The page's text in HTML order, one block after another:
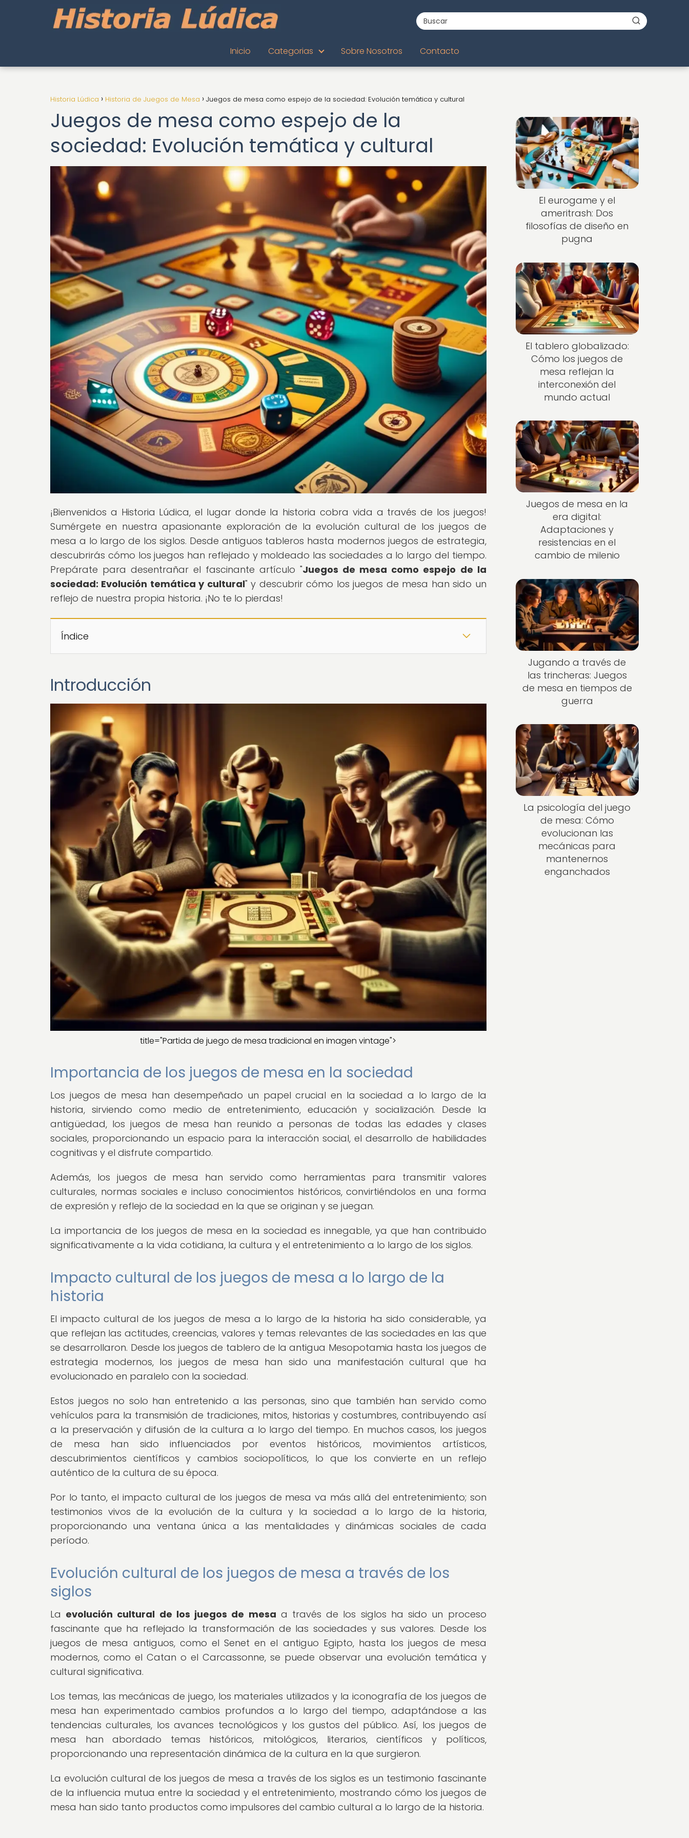
Inicio Categorias Sobre Nosotros Contacto
Historia Lúdica Historia de Juegos de Mesa Juegos de mesa como espejo de la sociedad: Evolución temática y cultural
Juegos de mesa como espejo de la
sociedad: Evolución temática y cultural
¡Bienvenidos a Historia Lúdica, el lugar donde la historia cobra vida a través de los juegos!
Sumérgete en nuestra apasionante exploración de la evolución cultural de los juegos de
mesa a lo largo de los siglos. Desde antiguos tableros hasta modernos juegos de estrategia,
descubrirás cómo los juegos han reflejado y moldeado las sociedades a lo largo del tiempo.
Prepárate para desentrañar el fascinante artículo "Juegos de mesa como espejo de la
sociedad: Evolución temática y cultural" y descubrir cómo los juegos de mesa han sido un
reflejo de nuestra propia historia. ¡No te lo pierdas!
Índice
Introducción
title="Partida de juego de mesa tradicional en imagen vintage">
Importancia de los juegos de mesa en la sociedad
Los juegos de mesa han desempeñado un papel crucial en la sociedad a lo largo de la
historia, sirviendo como medio de entretenimiento, educación y socialización. Desde la
antigüedad, los juegos de mesa han reunido a personas de todas las edades y clases
sociales, proporcionando un espacio para la interacción social, el desarrollo de habilidades
cognitivas y el disfrute compartido.
Además, los juegos de mesa han servido como herramientas para transmitir valores
culturales, normas sociales e incluso conocimientos históricos, convirtiéndolos en una forma
de expresión y reflejo de la sociedad en la que se originan y se juegan.
La importancia de los juegos de mesa en la sociedad es innegable, ya que han contribuido
significativamente a la vida cotidiana, la cultura y el entretenimiento a lo largo de los siglos.
Impacto cultural de los juegos de mesa a lo largo de la
historia
El impacto cultural de los juegos de mesa a lo largo de la historia ha sido considerable, ya
que reflejan las actitudes, creencias, valores y temas relevantes de las sociedades en las que
se desarrollaron. Desde los juegos de tablero de la antigua Mesopotamia hasta los juegos de
estrategia modernos, los juegos de mesa han sido una manifestación cultural que ha
evolucionado en paralelo con la sociedad.
Estos juegos no solo han entretenido a las personas, sino que también han servido como
vehículos para la transmisión de tradiciones, mitos, historias y costumbres, contribuyendo así
a la preservación y difusión de la cultura a lo largo del tiempo. En muchos casos, los juegos
de mesa han sido influenciados por eventos históricos, movimientos artísticos,
descubrimientos científicos y cambios sociopolíticos, lo que los convierte en un reflejo
auténtico de la cultura de su época.
Por lo tanto, el impacto cultural de los juegos de mesa va más allá del entretenimiento; son
testimonios vivos de la evolución de la cultura y la sociedad a lo largo de la historia,
proporcionando una ventana única a las mentalidades y dinámicas sociales de cada
período.
Evolución cultural de los juegos de mesa a través de los
siglos
La evolución cultural de los juegos de mesa a través de los siglos ha sido un proceso
fascinante que ha reflejado la transformación de las sociedades y sus valores. Desde los
juegos de mesa antiguos, como el Senet en el antiguo Egipto, hasta los juegos de mesa
modernos, como el Catan o el Carcassonne, se puede observar una evolución temática y
cultural significativa.
Los temas, las mecánicas de juego, los materiales utilizados y la iconografía de los juegos de
mesa han experimentado cambios profundos a lo largo del tiempo, adaptándose a las
tendencias culturales, los avances tecnológicos y los gustos del público. Así, los juegos de
mesa han abordado temas históricos, mitológicos, literarios, científicos y políticos,
proporcionando una representación dinámica de la cultura en la que surgieron.
La evolución cultural de los juegos de mesa a través de los siglos es un testimonio fascinante
de la influencia mutua entre la sociedad y el entretenimiento, mostrando cómo los juegos de
mesa han sido tanto productos como impulsores del cambio cultural a lo largo de la historia.
El eurogame y el
ameritrash: Dos
filosofías de diseño en
pugna
El tablero globalizado:
Cómo los juegos de
mesa reflejan la
interconexión del
mundo actual
Juegos de mesa en la
era digital:
Adaptaciones y
resistencias en el
cambio de milenio
Jugando a través de
las trincheras: Juegos
de mesa en tiempos de
guerra
La psicología del juego
de mesa: Cómo
evolucionan las
mecánicas para
mantenernos
enganchados